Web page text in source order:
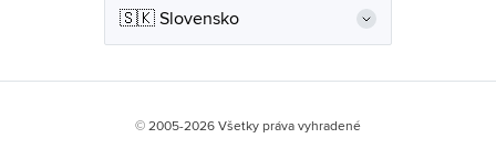
© 2005-2026 Všetky práva vyhradené